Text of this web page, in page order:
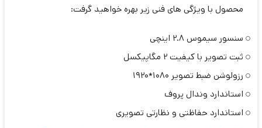
محصول با ویژگی های فنی زیر بهره خواهید گرفت:
سنسور سیموس 2.8 اینچی
ثبت تصویر با کیفیت 2 مگاپیکسل
رزولوشن ضبط تصویر 1080*1920
استاندارد وندال پروف
استاندارد حفاظتی و نظارتی تصویری